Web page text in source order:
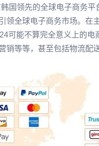
国领先的全球电子商务
领全球电子商务市场。
可能不算完全意义上的
销等等，甚至包括物流配送